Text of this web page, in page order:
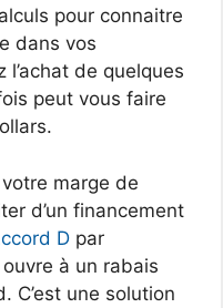
pour connaitre
dans vos
de quelques
peut vous faire
marge de
d’un financement
D par
à un rabais
C’est une solution